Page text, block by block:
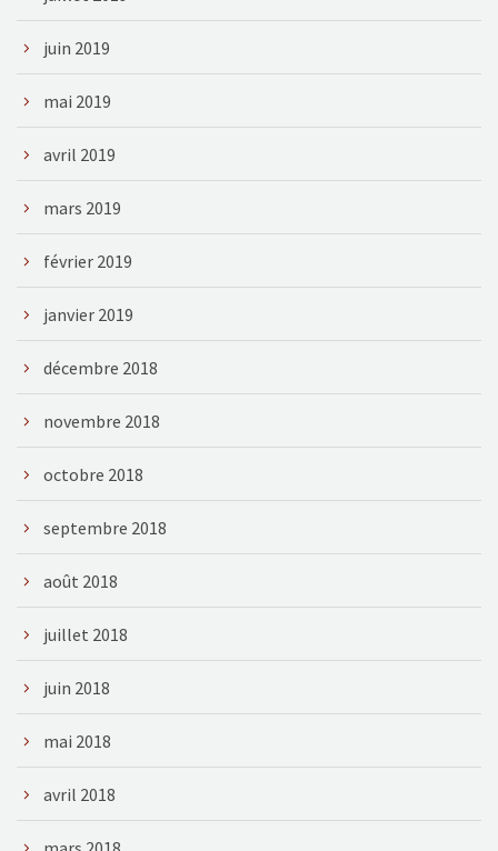
juin 2019
mai 2019
avril 2019
mars 2019
février 2019
janvier 2019
décembre 2018
novembre 2018
octobre 2018
septembre 2018
août 2018
juillet 2018
juin 2018
mai 2018
avril 2018